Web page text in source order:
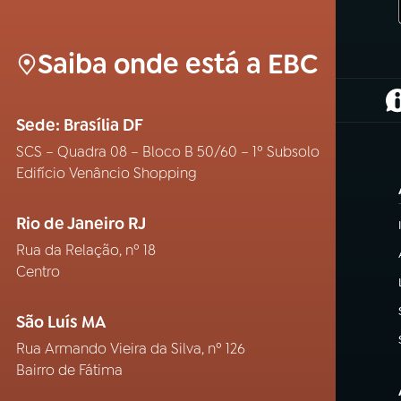
Saiba onde está a EBC
Sede: Brasília DF
SCS – Quadra 08 – Bloco B 50/60 – 1º Subsolo
Edifício Venâncio Shopping
Rio de Janeiro RJ
Rua da Relação, nº 18
Centro
São Luís MA
Rua Armando Vieira da Silva, nº 126
Bairro de Fátima